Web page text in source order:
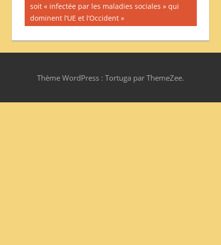
suivante :
soit « infectée par les maladies sociales » qui
dominent l’UE et l’Occident
Thème WordPress : Tortuga par ThemeZee.